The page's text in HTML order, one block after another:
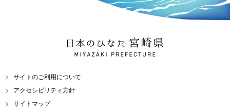
日本のひなた 宮崎県
MIYAZAKI PREFECTURE
サイトのご利用について
アクセシビリティ方針
サイトマップ